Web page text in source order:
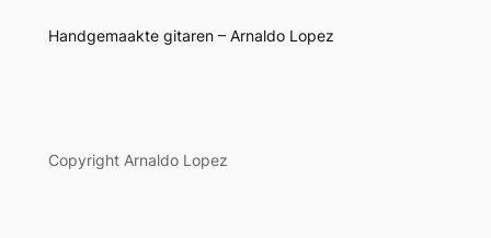
Handgemaakte gitaren – Arnaldo Lopez
Copyright Arnaldo Lopez